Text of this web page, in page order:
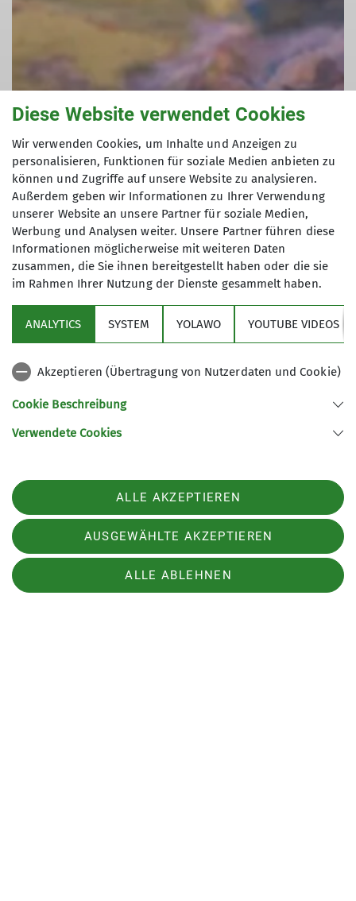
Mitgliedschaft im DAV Biberach
Du liebst die Berge und möchtest Teil
Hier erfährst Du, wie Du Mitglied in
unserer Sektion werden kannst - und
Diese Website verwendet Cookies
Wir verwenden Cookies, um Inhalte und Anzeigen zu
personalisieren, Funktionen für soziale Medien anbieten zu
können und Zugriffe auf unsere Website zu analysieren.
Außerdem geben wir Informationen zu Ihrer Verwendung
unserer Website an unsere Partner für soziale Medien,
Werbung und Analysen weiter. Unsere Partner führen diese
Informationen möglicherweise mit weiteren Daten
zusammen, die Sie ihnen bereitgestellt haben oder die sie
im Rahmen Ihrer Nutzung der Dienste gesammelt haben.
ANALYTICS SYSTEM YOLAWO YOUTUBE VIDEOS
Akzeptieren (Übertragung von Nutzerdaten und Cookie)
Cookie Beschreibung
Verwendete Cookies
ALLE AKZEPTIEREN
AUSGEWÄHLTE AKZEPTIEREN
ALLE ABLEHNEN